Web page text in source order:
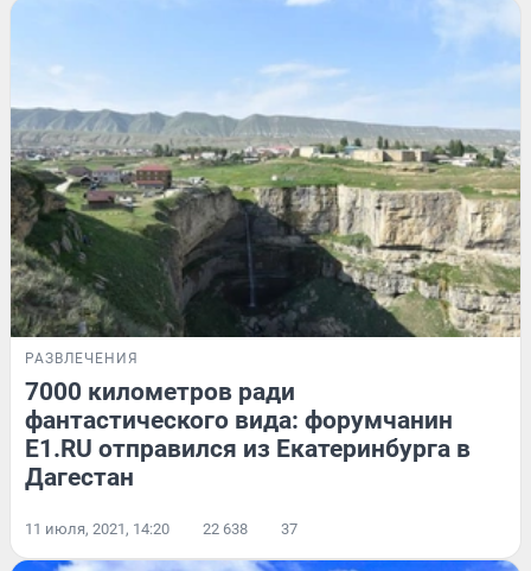
РАЗВЛЕЧЕНИЯ
7000 километров ради
фантастического вида: форумчанин
E1.RU отправился из Екатеринбурга в
Дагестан
11 июля, 2021, 14:20 22 638 37